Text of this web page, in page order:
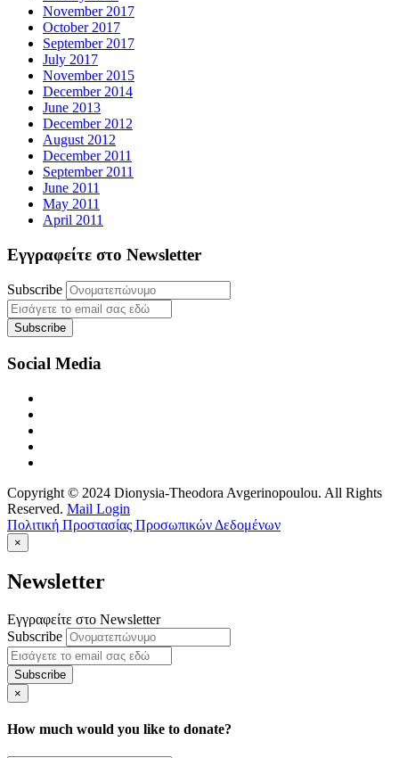
November 2017
October 2017
September 2017
July 2017
November 2015
December 2014
June 2013
December 2012
August 2012
December 2011
September 2011
June 2011
May 2011
April 2011
Εγγραφείτε στο Newsletter
Subscribe
Social Media
Copyright © 2024 Dionysia-Theodora Avgerinopoulou. All Rights
Reserved. Mail Login
Πολιτική Προστασίας Προσωπικών Δεδομένων
×
Newsletter
Εγγραφείτε στο Newsletter
Subscribe
×
How much would you like to donate?